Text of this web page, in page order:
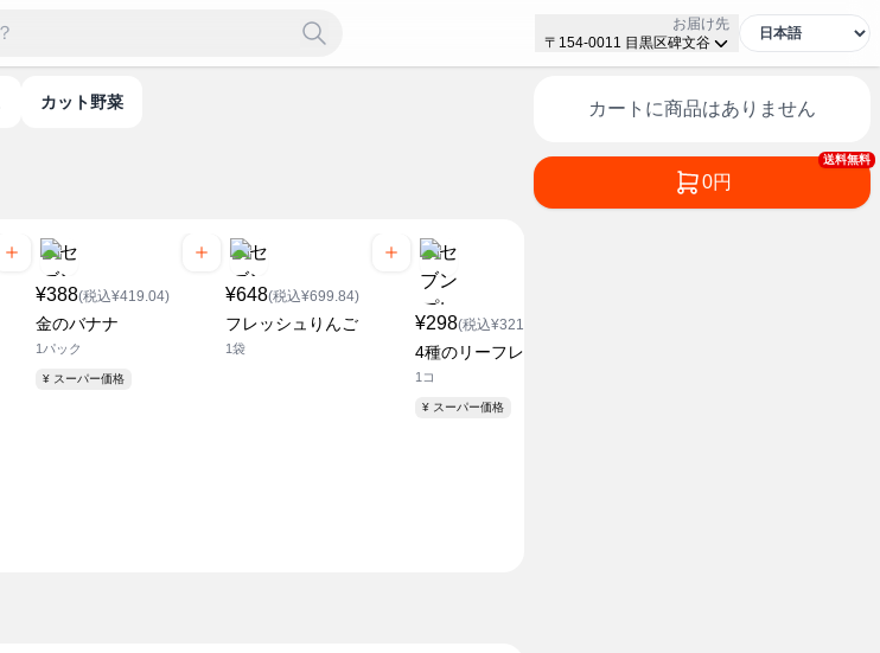
お届け先
〒154-0011 目黒区碑文谷
カット野菜
¥388(税込¥419.04)
金のバナナ
1パック
¥ スーパー価格
¥648(税込¥699.84)
フレッシュりんご
1袋
¥298(税込¥321.84)
4種のリーフレタス
1コ
¥ スーパー価格
カートに商品はありません
送料無料
0円